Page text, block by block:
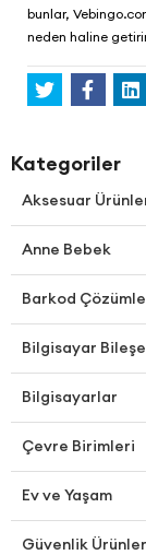
bunlar,
neden haline
Kategoriler
Aksesuar
Anne Bebek
Barkod
Bilgisayar
Bilgisayarlar
Çevre Birimleri
Ev ve Yaşam
Güvenlik